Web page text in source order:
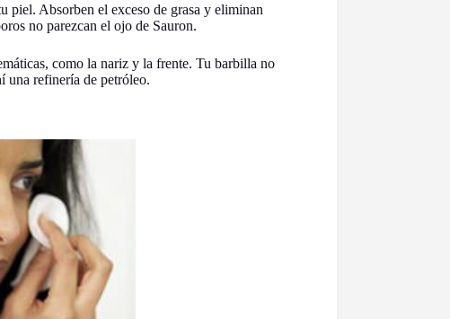
piel. Absorben el exceso de grasa y eliminan
no parezcan el ojo de Sauron.
como la nariz y la frente. Tu barbilla no
una refinería de petróleo.